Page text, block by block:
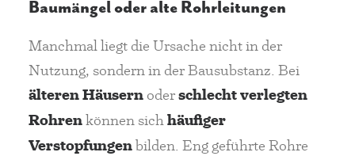
Baumängel oder alte Rohrleitungen
Manchmal liegt die Ursache nicht in der
Nutzung, sondern in der Bausubstanz. Bei
älteren Häusern oderschlecht verlegten
Rohrenkönnen sichhäufiger
Verstopfungenbilden. Eng geführte Rohre